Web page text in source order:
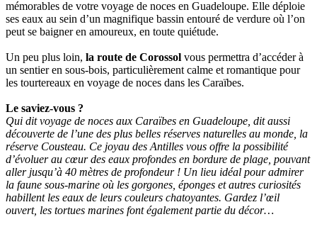
mémorables de votre voyage de noces en Guadeloupe. Elle déploie
ses eaux au sein d’un magnifique bassin entouré de verdure où l’on
peut se baigner en amoureux, en toute quiétude.
Un peu plus loin, la route de Corossol vous permettra d’accéder à
un sentier en sous-bois, particulièrement calme et romantique pour
les tourtereaux en voyage de noces dans les Caraïbes.
Le saviez-vous ?
Qui dit voyage de noces aux Caraïbes en Guadeloupe, dit aussi
découverte de l’une des plus belles réserves naturelles au monde, la
réserve Cousteau. Ce joyau des Antilles vous offre la possibilité
d’évoluer au cœur des eaux profondes en bordure de plage, pouvant
aller jusqu’à 40 mètres de profondeur ! Un lieu idéal pour admirer
la faune sous-marine où les gorgones, éponges et autres curiosités
habillent les eaux de leurs couleurs chatoyantes. Gardez l’œil
ouvert, les tortues marines font également partie du décor…